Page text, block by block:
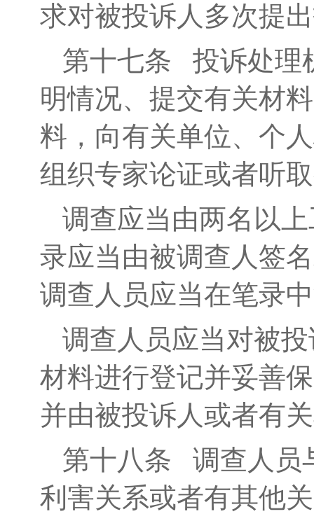
求对被投诉人多次提
第十七条 投诉处理
明情况、提交有关材
料，向有关单位、个
组织专家论证或者听
调查应当由两名以
录应当由被调查人签
调查人员应当在笔录
调查人员应当对被
材料进行登记并妥善
并由被投诉人或者有
第十八条 调查人员
利害关系或者有其他